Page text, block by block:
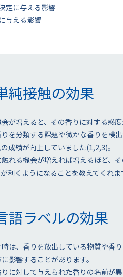
定に与える影響
与える影響
純接触の効果
が増えると、その香りに対する感
を分類する課題や微かな香りを検
成績が向上していました(1,2,3)。
れる機会が増えれば増えるほど、
利くようになることを教えてくれま
語ラベルの効果
は、香りを放出している物質や香
影響することがあります。
に対して与えられた香りの名前が